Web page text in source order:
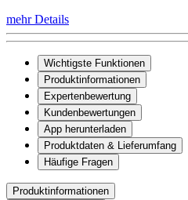
mehr Details
Wichtigste Funktionen
Produktinformationen
Expertenbewertung
Kundenbewertungen
App herunterladen
Produktdaten & Lieferumfang
Häufige Fragen
Produktinformationen